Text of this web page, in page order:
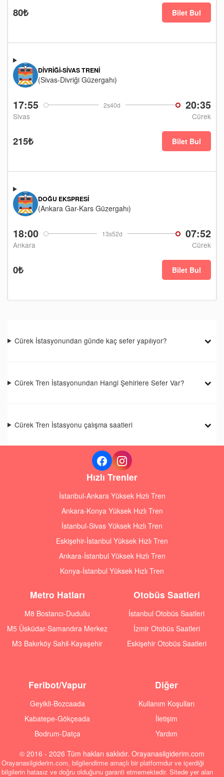
80₺ Bilet Bul
17:55 2s40d 20:35
Sivas Cürek
DIVRIĞI-SIVAS TRENI
(Sivas-Divriği Güzergahı)
215₺ Bilet Bul
18:00 13s52d 07:52
Ankara Cürek
DOĞU EKSPRESI
(Ankara Gar-Kars Güzergahı)
0₺ Bilet Bul
Cürek İstasyonundan günde kaç sefer yapılıyor?
Cürek Tren İstasyonundan Hangi Şehirlere Sefer Var?
Cürek Tren İstasyonu çalışma saatleri
Hızlı Trenler
İstanbul-Ankara Yüksek Hızlı Tren
Ankara-Konya Yüksek Hızlı Tren
İstanbul-Sivas Yüksek Hızlı Tren
Eskişehir-İstanbul Yüksek Hızlı Tren
Ankara-İstanbul Yüksek Hızlı Tren
Konya-İstanbul Yüksek Hızlı Tren
Metro Hatları
M8 Bostancı-Dudullu
M5 Üsküdar-Samandıra Merkez
M3 Bakırköy Sahil-Kayaşehir
Otobüs Saatleri
İstanbul Otobüs Saatleri
İzmir Otobüs Saatleri
Eskişehir Otobüs Saatleri
Feribot/Vapur
Geyikli-Bozcaada
Kabatepe-Gökçeada
Bodrum-Datça
Diğer
Kullanım Koşulları
İletişim
Yardım
© 2016 - 2026 Tüm hakları saklıdır. Orayanasilgiderim.com
Orayanasilgiderim.com, bilgilendirme amaçlı bir platformdur ve içerdiği
bilgilerin hatasız ve doğru olduğunu garanti etmemektedir. Sitede yer alan